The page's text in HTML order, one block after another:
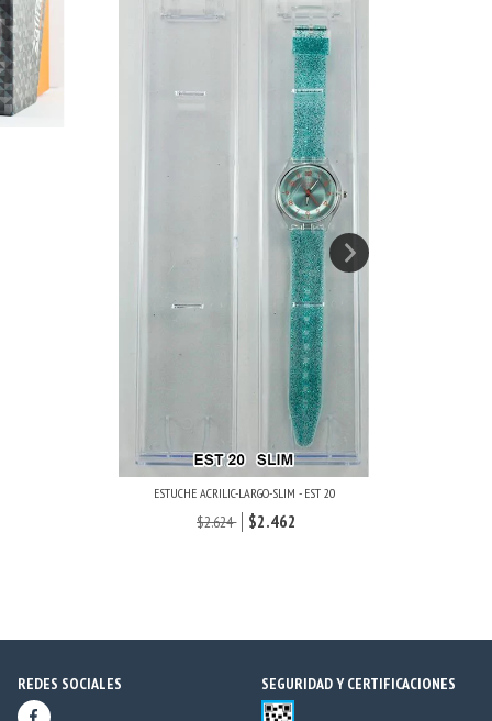
ESTUCHE ACRILIC-LARGO-SLIM - EST 20
$2.624 $2.462
REDES SOCIALES SEGURIDAD Y CERTIFICACIONES